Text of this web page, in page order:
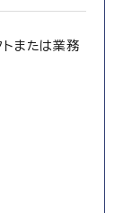
トまたは業務